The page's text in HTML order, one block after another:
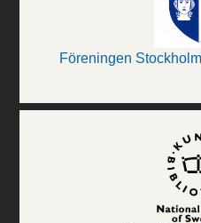
Föreningen